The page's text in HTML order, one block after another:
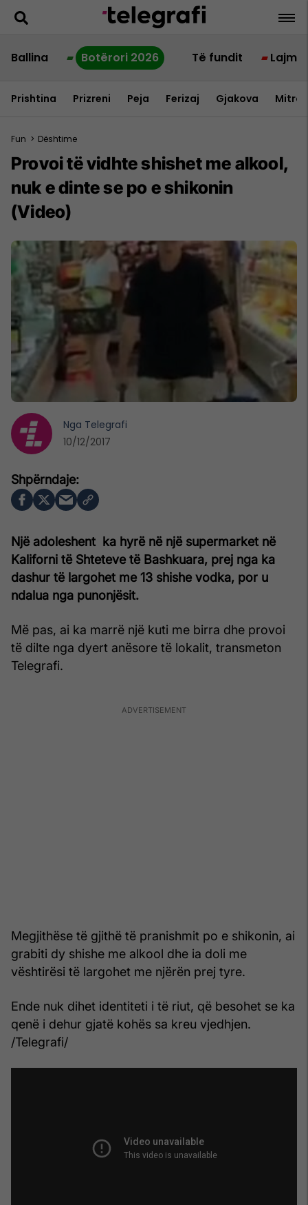
Ballina Botërori 2026 Të fundit Lajme
Prishtina Prizreni Peja Ferizaj Gjakova
Fun > Dështime
Provoi të vidhte shishet me alkool,
nuk e dinte se po e shikonin
(Video)
Një adoleshent ka hyrë në një supermarket në
Kaliforni të Shteteve të Bashkuara, prej nga ka
dashur të largohet me 13 shishe vodka, por u
ndalua nga punonjësit.
Më pas, ai ka marrë një kuti me birra dhe provoi
të dilte nga dyert anësore të lokalit, transmeton
Telegrafi.
Megjithëse të gjithë të pranishmit po e shikonin, ai
grabiti dy shishe me alkool dhe ia doli me
vështirësi të largohet me njërën prej tyre.
Ende nuk dihet identiteti i të riut, që besohet se ka
qenë i dehur gjatë kohës sa kreu vjedhjen.
/Telegrafi/
Nga Telegrafi
10/12/2017